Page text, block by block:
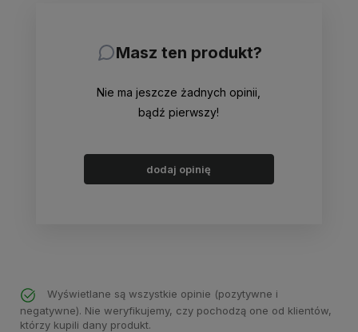
Masz ten produkt?
Nie ma jeszcze żadnych opinii,
bądź pierwszy!
dodaj opinię
Wyświetlane są wszystkie opinie (pozytywne i
negatywne). Nie weryfikujemy, czy pochodzą one od klientów,
którzy kupili dany produkt.